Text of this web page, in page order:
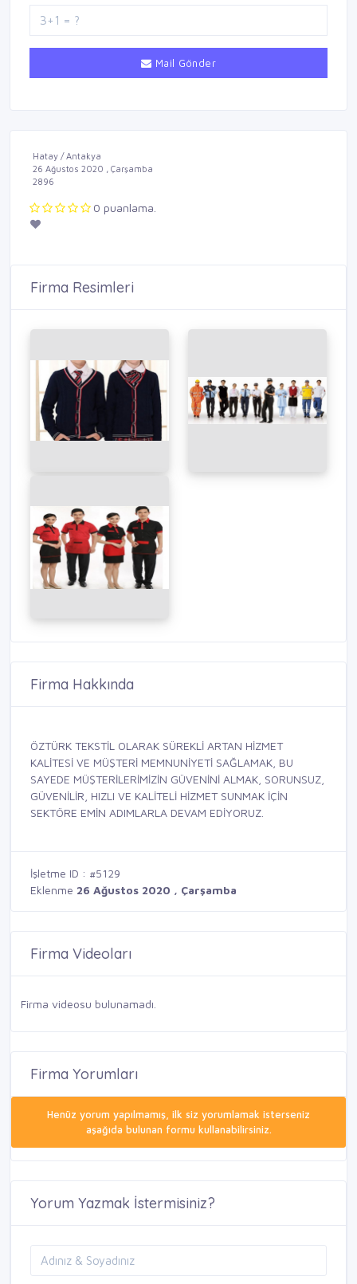
Mail Gönder
Hatay / Antakya
26 Ağustos 2020 , Çarşamba
2896
0 puanlama.
Firma Resimleri
Firma Hakkında
ÖZTÜRK TEKSTİL OLARAK SÜREKLİ ARTAN HİZMET
KALİTESİ VE MÜŞTERİ MEMNUNİYETİ SAĞLAMAK, BU
SAYEDE MÜŞTERİLERİMİZİN GÜVENİNİ ALMAK, SORUNSUZ,
GÜVENİLİR, HIZLI VE KALİTELİ HİZMET SUNMAK İÇİN
SEKTÖRE EMİN ADIMLARLA DEVAM EDİYORUZ.
İşletme ID : #5129
Eklenme 26 Ağustos 2020 , Çarşamba
Firma Videoları
Firma videosu bulunamadı.
Firma Yorumları
Henüz yorum yapılmamış, ilk siz yorumlamak isterseniz
aşağıda bulunan formu kullanabilirsiniz.
Yorum Yazmak İstermisiniz?